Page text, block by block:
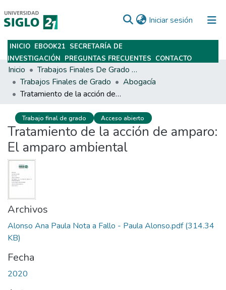
Iniciar sesión (current)
Subir
INICIO EBOOK21 SECRETARÍA DE
INVESTIGACIÓN PREGUNTAS FRECUENTES CONTACTO
Inicio
Trabajos Finales De Grado Y Posgrado
Trabajos Finales de Grado
Abogacía
Tratamiento de la acción de amparo: El amparo ambiental
Trabajo final de grado Acceso abierto
Tratamiento de la acción de amparo:
El amparo ambiental
Archivos
Alonso Ana Paula Nota a Fallo - Paula Alonso.pdf(314.34
KB)
Fecha
2020